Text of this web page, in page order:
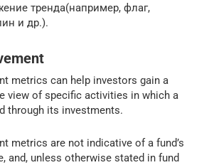
тренда(например, флаг,
и др.).
metrics can help investors gain a
view of specific activities in which a
through its investments.
metrics are not indicative of a fund’s
and, unless otherwise stated in fund